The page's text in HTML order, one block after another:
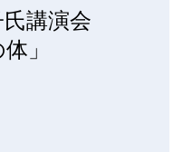
講演会
」